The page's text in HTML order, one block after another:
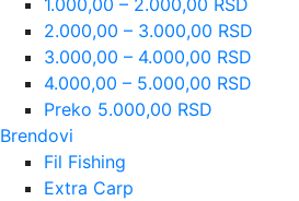
2.000,00 – 3.000,00 RSD
3.000,00 – 4.000,00 RSD
4.000,00 – 5.000,00 RSD
Preko 5.000,00 RSD
Brendovi
Fil Fishing
Extra Carp